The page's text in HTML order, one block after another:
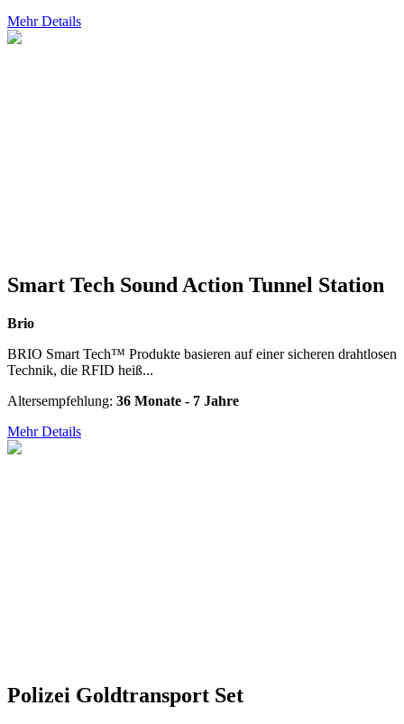
Mehr Details
Smart Tech Sound Action Tunnel Station
Brio
BRIO Smart Tech™ Produkte basieren auf einer sicheren drahtlosen
Technik, die RFID heiß...
Altersempfehlung: 36 Monate - 7 Jahre
Mehr Details
Polizei Goldtransport Set